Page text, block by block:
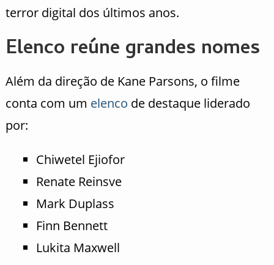
terror digital dos últimos anos.
Elenco reúne grandes nomes
Além da direção de Kane Parsons, o filme
conta com um elenco de destaque liderado
por:
Chiwetel Ejiofor
Renate Reinsve
Mark Duplass
Finn Bennett
Lukita Maxwell